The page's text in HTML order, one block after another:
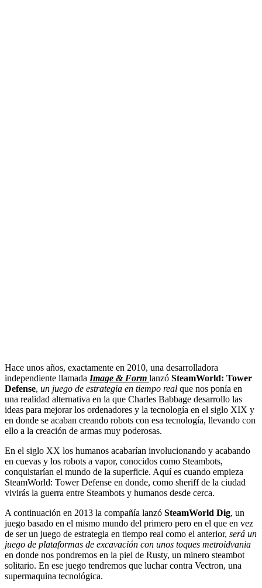
Hace unos años, exactamente en 2010, una desarrolladora
independiente llamada Image & Form lanzó SteamWorld: Tower
Defense, un juego de estrategia en tiempo real que nos ponía en
una realidad alternativa en la que Charles Babbage desarrollo las
ideas para mejorar los ordenadores y la tecnología en el siglo XIX y
en donde se acaban creando robots con esa tecnología, llevando con
ello a la creación de armas muy poderosas.
En el siglo XX los humanos acabarían involucionando y acabando
en cuevas y los robots a vapor, conocidos como Steambots,
conquistarían el mundo de la superficie. Aquí es cuando empieza
SteamWorld: Tower Defense en donde, como sheriff de la ciudad
vivirás la guerra entre Steambots y humanos desde cerca.
A continuación en 2013 la compañía lanzó SteamWorld Dig, un
juego basado en el mismo mundo del primero pero en el que en vez
de ser un juego de estrategia en tiempo real como el anterior, será un
juego de plataformas de excavación con unos toques metroidvania
en donde nos pondremos en la piel de Rusty, un minero steambot
solitario. En ese juego tendremos que luchar contra Vectron, una
supermaquina tecnológica.